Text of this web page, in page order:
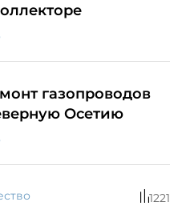
газопроводов
Осетию
1221